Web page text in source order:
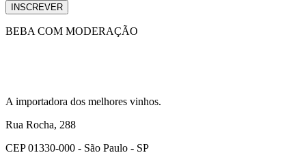
INSCREVER
BEBA COM MODERAÇÃO
A importadora dos melhores vinhos.
Rua Rocha, 288
CEP 01330-000 - São Paulo - SP